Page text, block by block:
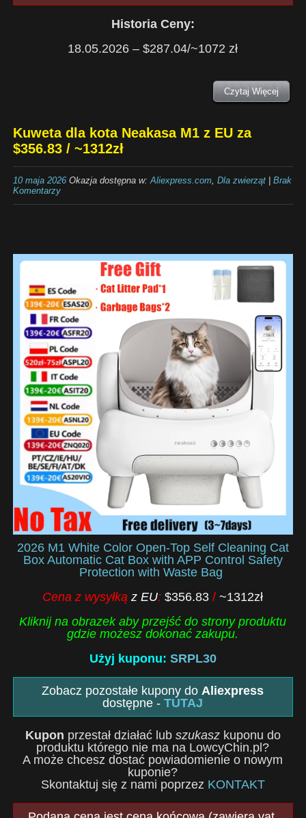
Historia Ceny:
18.05.2026 – $287.04/~1072 zł
Czytaj Więcej
Kuweta dla kota Neakasa M1 z EU za
$356.83 / ~1312zł
10 maja 2026Okazja dostępna w:Aliexpress.com, Dla zwierząt| Brak
Komentarzy
2026 M1 White Color Open-Top Self Cleaning Cat
Box Automatic Cat Box with APP Control Safety
Protection with Waste Bag
Cena z wysyłką z EU:$356.83/~1312zł
Kliknij na obrazek aby przejść do strony produktu
gdzie możesz dokonać zakupu.
Użyj kuponu: SRPL30
Zobacz pozostałe kupony doAliexpress
dostępne -TUTAJ
Kupon przestał działać lub szukaszkuponu do
produktu którego nie ma na LowcyChin.pl?
A może chcesz dostać powiadomienie o nowym
kuponie?
Skontaktuj się z nami poprzez KONTAKT